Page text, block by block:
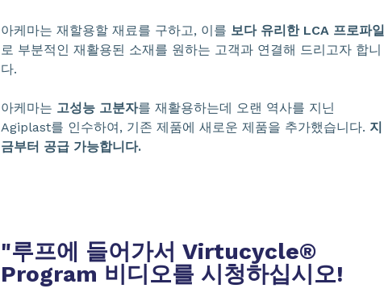
아케마는 재할용할 재료를 구하고, 이를 보다 유리한 LCA 프로파일
로 부분적인 재활용된 소재를 원하는 고객과 연결해 드리고자 합니
다.
아케마는 고성능 고분자를 재활용하는데 오랜 역사를 지닌
Agiplast를 인수하여, 기존 제품에 새로운 제품을 추가했습니다. 지
금부터 공급 가능합니다.
"루프에 들어가서 Virtucycle®
Program 비디오를 시청하십시오!